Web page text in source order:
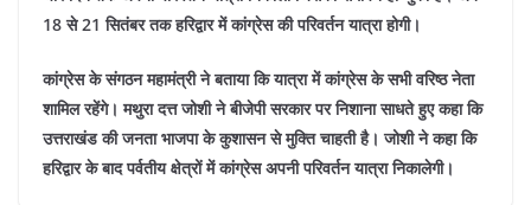
o p
18 से 21 सितंबर तक हरिद्वार में कांग्रेस की परिवर्तन यात्रा होगी।
कांग्रेस के संगठन महामंत्री ने बताया कि यात्रा में कांग्रेस के सभी वरिष्ठ नेता
शामिल रहेंगे। मथुरा दत्त जोशी ने बीजेपी सरकार पर निशाना साधते हुए कहा कि
उत्तराखंड की जनता भाजपा के कुशासन से मुक्ति चाहती है। जोशी ने कहा कि
हरिद्वार के बाद पर्वतीय क्षेत्रों में कांग्रेस अपनी परिवर्तन यात्रा निकालेगी।